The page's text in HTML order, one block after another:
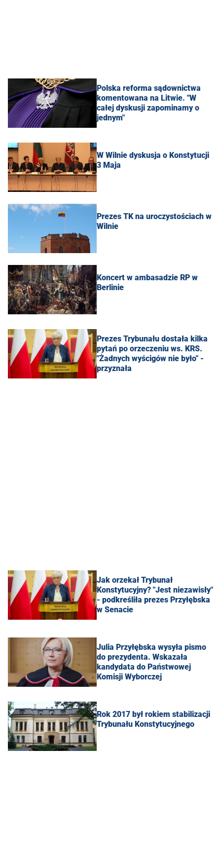
Polska reforma sądownictwa
komentowana na Litwie. "W
całej dyskusji zapominamy o
jednym"
W Wilnie dyskusja o Konstytucji
3 Maja
Prezes TK na uroczystościach w
Wilnie
Koncert w ambasadzie RP w
Berlinie
Prezes Trybunału dostała kilka
pytań po orzeczeniu ws. KRS.
"Żadnych wyścigów nie było" -
przyznała
Jak orzekał Trybunał
Konstytucyjny? "Jest niezawisły"
- podkreśliła prezes Przyłębska
w Senacie
Julia Przyłębska wysyła pismo
do prezydenta. Wskazała
kandydata do Państwowej
Komisji Wyborczej
Rok 2017 był rokiem stabilizacji
Trybunału Konstytucyjnego